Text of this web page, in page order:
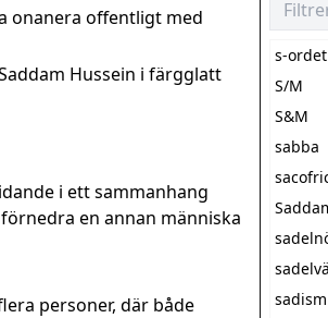
onanera offentligt med
Hussein i färgglatt
i ett sammanhang
en annan människa
personer, där både
s-ordet
S/M
S&M
sabba
sadism